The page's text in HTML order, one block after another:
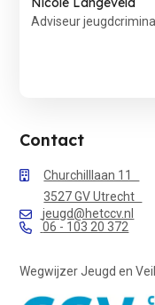
Adviseur
Contact
Churchilllaan 11
3527 GV Utrecht
jeugd@hetccv.nl
06 - 103 20 372
Wegwijzer Jeugd en